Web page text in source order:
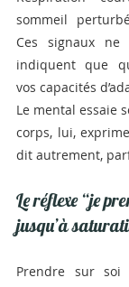
sommeil
Ces signaux
indiquent que
vos capacités
Le mental essaie
corps, lui,
dit autrement,
Le réflexe “je
jusqu’à
Prendre sur soi